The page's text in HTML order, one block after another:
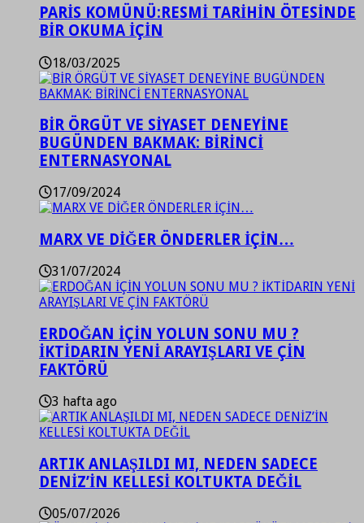
PARİS KOMÜNÜ:RESMİ TARİHİN ÖTESİNDE
BİR OKUMA İÇİN
18/03/2025
BİR ÖRGÜT VE SİYASET DENEYİNE
BUGÜNDEN BAKMAK: BİRİNCİ
ENTERNASYONAL
17/09/2024
MARX VE DİĞER ÖNDERLER İÇİN…
31/07/2024
ERDOĞAN İÇİN YOLUN SONU MU ?
İKTİDARIN YENİ ARAYIŞLARI VE ÇİN
FAKTÖRÜ
3 hafta ago
ARTIK ANLAŞILDI MI, NEDEN SADECE
DENİZ’İN KELLESİ KOLTUKTA DEĞİL
05/07/2026